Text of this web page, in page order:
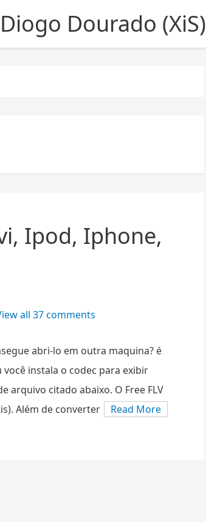
Dourado (XiS)
Ipod, Iphone,
all 37 comments
abri-lo em outra maquina? é
instala o codec para exibir
arquivo citado abaixo. O Free FLV
Além de converter
Read More